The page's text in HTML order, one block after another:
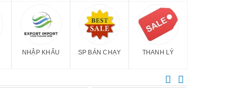
NHẬP KHẨU SP BÁN CHẠY THANH LÝ